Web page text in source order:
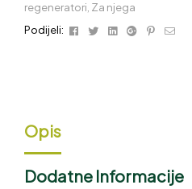
regeneratori, Za njega
Podijeli:
Facebook
TwitterLinkedinGoogle+
Opis
Dodatne Informacije